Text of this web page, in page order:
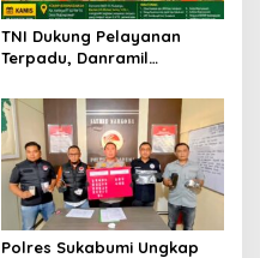
TNI Dukung Pelayanan
Terpadu, Danramil
KTP, Pemeriksaan Mata,
dan Bazar UMKM di
Bojongsawah
Polres Sukabumi Ungkap